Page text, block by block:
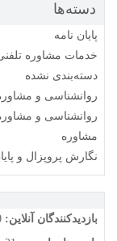
دسته‌ها
پایان نامه
خدمات مشاوره
دسته‌بندی نشده
روانشناسی و
روانشناسی و
مشاوره
نگارش پروپزال و
بازدیدکنندگان آنلاین: